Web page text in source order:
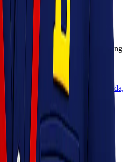
jasa pengiriman terpercaya yang
seluruh Indonesia dengan cepat,
G No. 11-12 Jurumudi baru, Benda,